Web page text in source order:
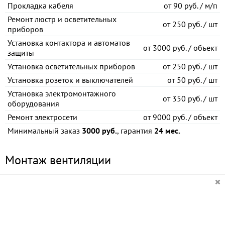
Прокладка кабеля
от90 руб. / м/п
Ремонт люстр и осветительных
приборов
от250 руб. / шт
Установка контактора и автоматов
защиты
от3000 руб. / объект
Установка осветительных приборов
от250 руб. / шт
Установка розеток и выключателей
от50 руб. / шт
Установка электромонтажного
оборудования
от350 руб. / шт
Ремонт электросети
от9000 руб. / объект
Минимальный заказ 3000 руб., гарантия 24 мес.
Монтаж вентиляции